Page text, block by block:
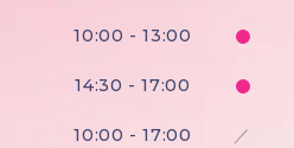
10:00 - 13:00
14:30 - 17:00
10:00 - 17:00 ／